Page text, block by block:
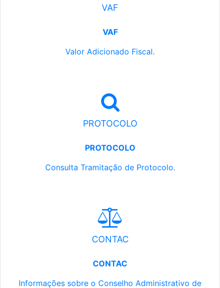
VAF
VAF
Valor Adicionado Fiscal.
PROTOCOLO
PROTOCOLO
Consulta Tramitação de Protocolo.
CONTAC
CONTAC
Informações sobre o Conselho Administrativo de